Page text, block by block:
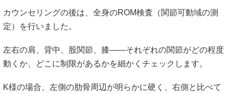
カウンセリングの後は、全身のROM検査（関節可動域の測
定）を行いました。
左右の肩、背中、股関節、膝――それぞれの関節がどの程度
動くか、どこに制限があるかを細かくチェックします。
K様の場合、左側の肋骨周辺が明らかに硬く、右側と比べて